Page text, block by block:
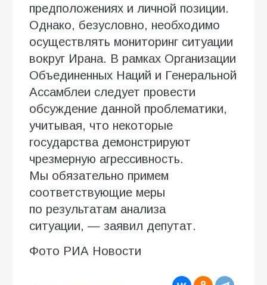
предположениях и личной позиции.
Однако, безусловно, необходимо
осуществлять мониторинг ситуации
вокруг Ирана. В рамках Организации
Объединенных Наций и Генеральной
Ассамблеи следует провести
обсуждение данной проблематики,
учитывая, что некоторые
государства демонстрируют
чрезмерную агрессивность.
Мы обязательно примем
соответствующие меры
по результатам анализа
ситуации, — заявил депутат.
Фото РИА Новости